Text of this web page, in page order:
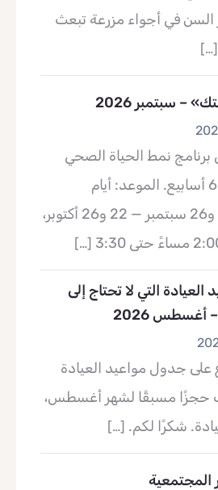
السن في أجواء مزرعة تبعث
[…]
– سبتمبر 2026
برنامج نمط الحياة الصحي
الذي يستمر 6 أسابيع. الموعد: أيام
الخميس، 17 و26 سبتمبر — 22 و26 أكتوبر،
[…]
التي لا تحتاج إلى
2026
على جدول مواعيد العيادة
حجزًا مسبقًا لشهر أغسطس،
شكرًا لكم. […]
المجتمعية